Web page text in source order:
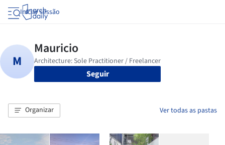
Iniciar sessão
Seguir
Organizar Ver todas as pastas